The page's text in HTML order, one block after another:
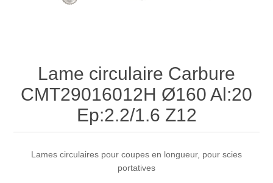
Lame circulaire Carbure
CMT29016012H Ø160 Al:20
Ep:2.2/1.6 Z12
Lames circulaires pour coupes en longueur, pour scies
portatives